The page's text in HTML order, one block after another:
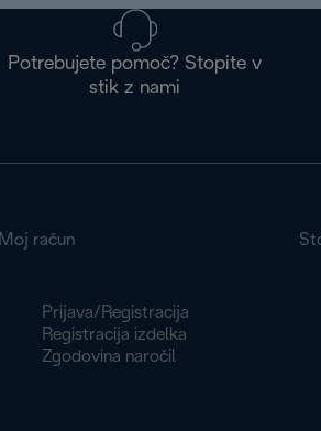
Potrebujete pomoč? Stopite v
stik z nami
Moj račun
Prijava/Registracija
Registracija izdelka
Zgodovina naročil